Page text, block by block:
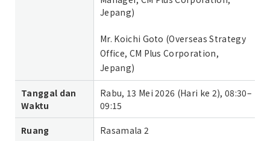
Jepang)
Mr. Koichi Goto (Overseas Strategy
Office, CM Plus Corporation,
Jepang)
Tanggal dan
Waktu
Rabu, 13 Mei 2026 (Hari ke 2), 08:30–
09:15
Ruang Rasamala 2